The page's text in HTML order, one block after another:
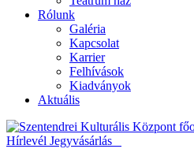
Rólunk
Galéria
Kapcsolat
Karrier
Felhívások
Kiadványok
Aktuális
Hírlevél Jegyvásárlás